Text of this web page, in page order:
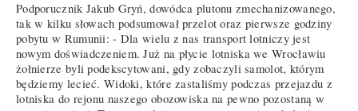
Podporucznik Jakub Gryń, dowódca plutonu zmechanizowanego,
tak w kilku słowach podsumował przelot oraz pierwsze godziny
pobytu w Rumunii: - Dla wielu z nas transport lotniczy jest
nowym doświadczeniem. Już na płycie lotniska we Wrocławiu
żołnierze byli podekscytowani, gdy zobaczyli samolot, którym
będziemy lecieć. Widoki, które zastaliśmy podczas przejazdu z
lotniska do rejonu naszego obozowiska na pewno pozostaną w